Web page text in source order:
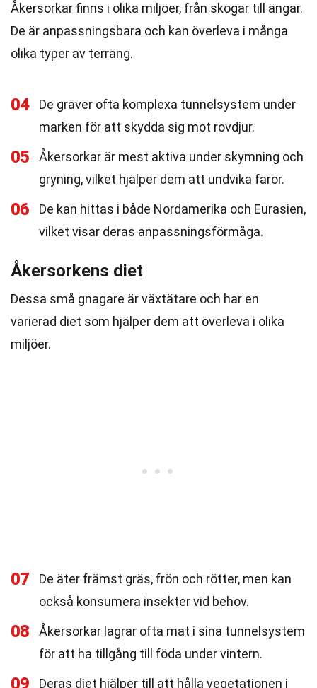
Åkersorkar finns i olika miljöer, från skogar till ängar.
De är anpassningsbara och kan överleva i många
olika typer av terräng.
04
De gräver ofta komplexa tunnelsystem under
marken för att skydda sig mot rovdjur.
05
Åkersorkar är mest aktiva under skymning och
gryning, vilket hjälper dem att undvika faror.
06
De kan hittas i både Nordamerika och Eurasien,
vilket visar deras anpassningsförmåga.
Åkersorkens diet
Dessa små gnagare är växtätare och har en
varierad diet som hjälper dem att överleva i olika
miljöer.
07
De äter främst gräs, frön och rötter, men kan
också konsumera insekter vid behov.
08
Åkersorkar lagrar ofta mat i sina tunnelsystem
för att ha tillgång till föda under vintern.
09 Deras diet hjälper till att hålla vegetationen i